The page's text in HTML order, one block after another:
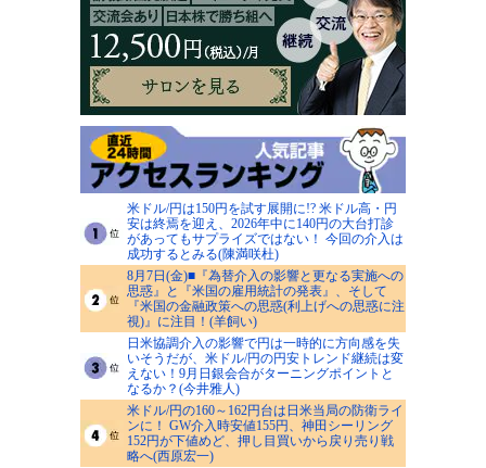
米ドル/円は150円を試す展開に!? 米ドル高・円
安は終焉を迎え、2026年中に140円の大台打診
があってもサプライズではない！ 今回の介入は
成功するとみる(陳満咲杜)
8月7日(金)■『為替介入の影響と更なる実施への
思惑』と『米国の雇用統計の発表』、そして
『米国の金融政策への思惑(利上げへの思惑に注
視)』に注目！(羊飼い)
日米協調介入の影響で円は一時的に方向感を失
いそうだが、米ドル/円の円安トレンド継続は変
えない！9月日銀会合がターニングポイントと
なるか？(今井雅人)
米ドル/円の160～162円台は日米当局の防衛ライ
ンに！ GW介入時安値155円、神田シーリング
152円が下値めど、押し目買いから戻り売り戦
略へ(西原宏一)